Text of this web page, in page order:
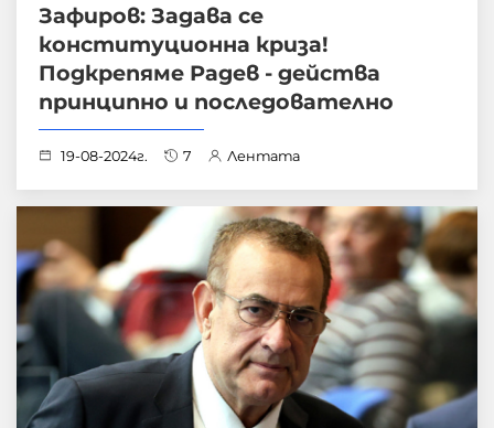
Зафиров: Задава се
конституционна криза!
Подкрепяме Радев - действа
принципно и последователно
19-08-2024г. 7 Лентата